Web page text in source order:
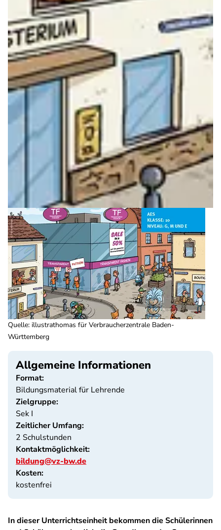
Quelle: illustrathomas für Verbraucherzentrale Baden-
Württemberg
Allgemeine Informationen
Format:
Bildungsmaterial für Lehrende
Zielgruppe:
Sek I
Zeitlicher Umfang:
2 Schulstunden
Kontaktmöglichkeit:
bildung@vz-bw.de
Kosten:
kostenfrei
In dieser Unterrichtseinheit bekommen die Schülerinnen